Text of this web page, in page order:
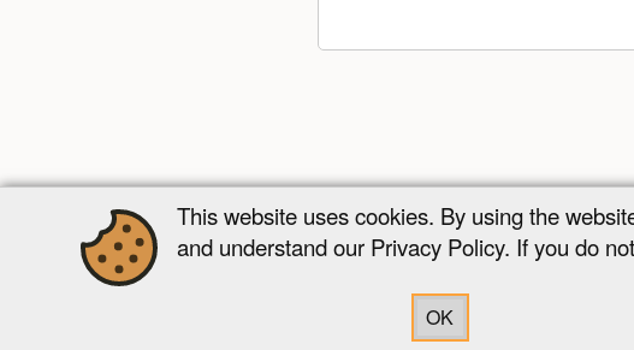
This website uses cookies. By using the
and understand our Privacy Policy. If you do
OK